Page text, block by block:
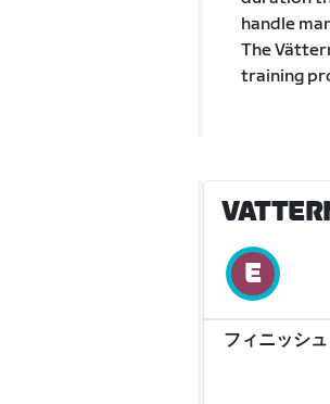
handle
The
training
フィニッシュ